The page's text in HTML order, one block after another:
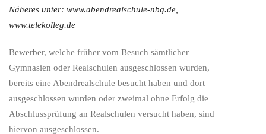
Näheres unter: www.abendrealschule-nbg.de
www.telekolleg.de
Bewerber, welche früher vom Besuch sämtlicher
Gymnasien oder Realschulen ausgeschlossen wurden,
bereits eine Abendrealschule besucht haben und dort
ausgeschlossen wurden oder zweimal ohne Erfolg die
Abschlussprüfung an Realschulen versucht haben, sind
hiervon ausgeschlossen.